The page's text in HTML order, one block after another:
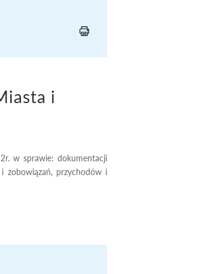
i
w sprawie: dokumentacji
i zobowiązań, przychodów i